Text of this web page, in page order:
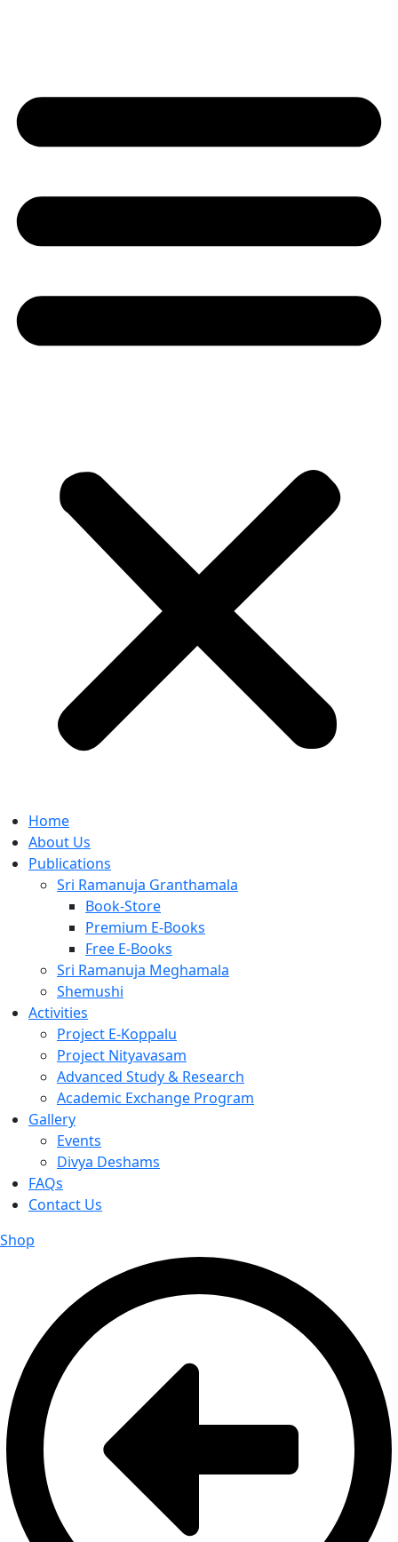
Home
About Us
Publications
Sri Ramanuja Granthamala
Book-Store
Premium E-Books
Free E-Books
Sri Ramanuja Meghamala
Shemushi
Activities
Project E-Koppalu
Project Nityavasam
Advanced Study & Research
Academic Exchange Program
Gallery
Events
Divya Deshams
FAQs
Contact Us
Shop